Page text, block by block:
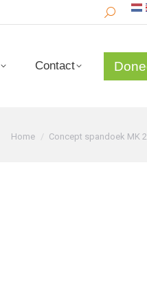
Search:
Contact
Je bent hier:
Home Concept spandoek MK
Contact